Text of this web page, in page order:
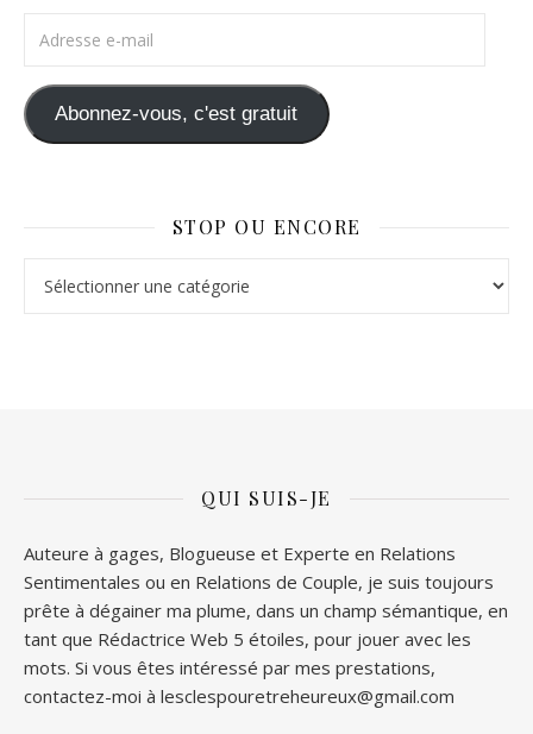
Abonnez-vous, c'est gratuit
STOP OU ENCORE
QUI SUIS-JE
Auteure à gages, Blogueuse et Experte en Relations
Sentimentales ou en Relations de Couple, je suis toujours
prête à dégainer ma plume, dans un champ sémantique, en
tant que Rédactrice Web 5 étoiles, pour jouer avec les
mots. Si vous êtes intéressé par mes prestations,
contactez-moi à lesclespouretreheureux@gmail.com